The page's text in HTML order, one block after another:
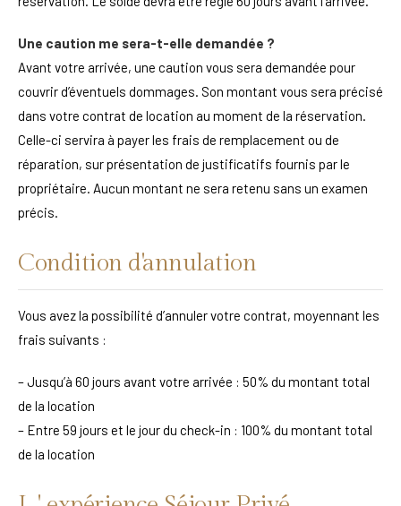
Une caution me sera-t-elle demandée ?
Avant votre arrivée, une caution vous sera demandée pour
couvrir d’éventuels dommages. Son montant vous sera précisé
dans votre contrat de location au moment de la réservation.
Celle-ci servira à payer les frais de remplacement ou de
réparation, sur présentation de justificatifs fournis par le
propriétaire. Aucun montant ne sera retenu sans un examen
précis.
Condition d'annulation
Vous avez la possibilité d’annuler votre contrat, moyennant les
frais suivants :
– Jusqu’à 60 jours avant votre arrivée : 50% du montant total
de la location
– Entre 59 jours et le jour du check-in : 100% du montant total
de la location